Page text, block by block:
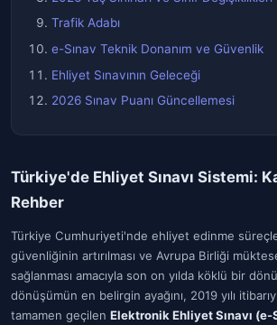
Trafik Adabı
e-Sınav Teknik Donanım ve Güvenlik
Ehliyet Sınavının Geleceği
2026 Sınav Puanı Güncellemesi
Türkiye'de Ehliyet Sınavı Sistemi:
Rehber
Türkiye Cumhuriyeti'nde ehliyet edinme
güvenliğinin artırılması ve Avrupa Birliği
sağlanması amacıyla son on yılda köklü bir
dönüşümün en belirgin ayağını, 2019 yılı
tamamen geçilen Elektronik Ehliyet Sınavı (e-